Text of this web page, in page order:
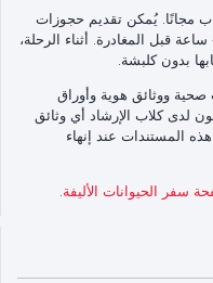
مجانًا. يُمكن تقديم حجوزات
كلاب الدعم العاطفي وكلاب الإرشاد حتى 48 ساعة قبل المغادرة. أثناء الرحلة،
بدون كلبشة.
ووثائق هوية وأوراق
لدى كلاب الإرشاد أي وثائق
المستندات عند إنهاء
سفر الحيوانات الأليفة